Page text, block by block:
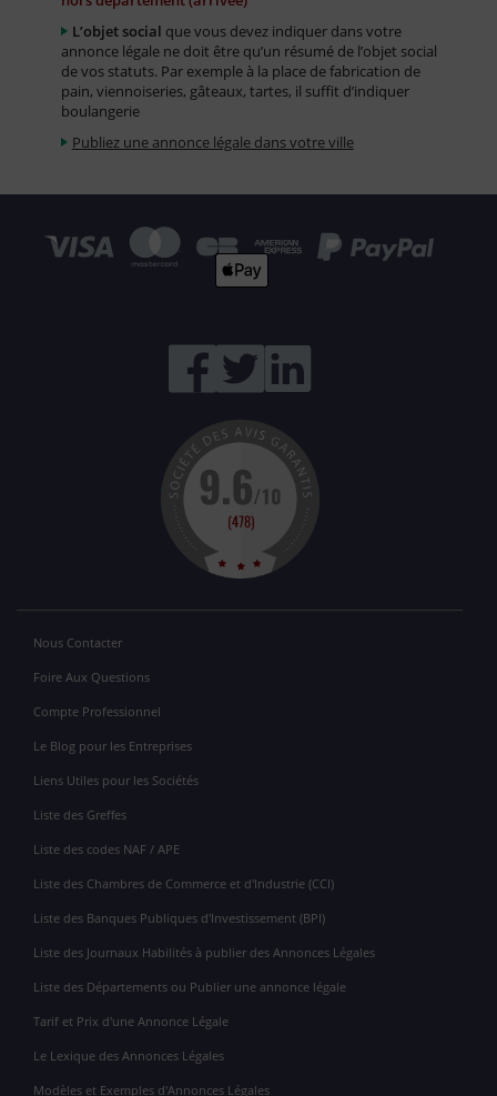
L’objet social que vous devez indiquer dans votre
annonce légale ne doit être qu’un résumé de l’objet social
de vos statuts. Par exemple à la place de fabrication de
pain, viennoiseries, gâteaux, tartes, il suffit d’indiquer
boulangerie
Publiez une annonce légale dans votre ville
Nous Contacter
Foire Aux Questions
Compte Professionnel
Le Blog pour les Entreprises
Liens Utiles pour les Sociétés
Liste des Greffes
Liste des codes NAF / APE
Liste des Chambres de Commerce et d'Industrie (CCI)
Liste des Banques Publiques d'Investissement (BPI)
Liste des Journaux Habilités à publier des Annonces Légales
Liste des Départements ou Publier une annonce légale
Tarif et Prix d'une Annonce Légale
Le Lexique des Annonces Légales
Modèles et Exemples d'Annonces Légales